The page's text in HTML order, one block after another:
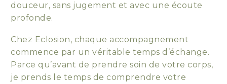
douceur, sans jugement et avec une écoute
profonde.
Chez Eclosion, chaque accompagnement
commence par un véritable temps d’échange.
Parce qu’avant de prendre soin de votre corps,
je prends le temps de comprendre votre